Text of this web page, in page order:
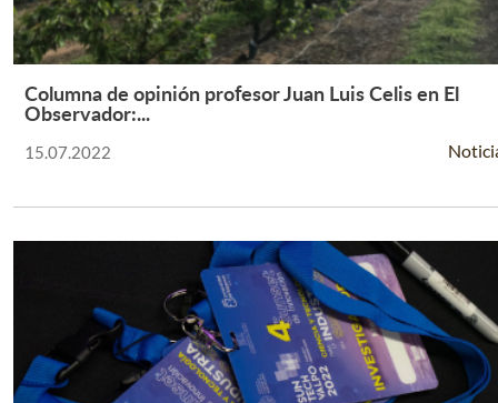
Leer Más +
Columna de opinión profesor Juan Luis Celis en El
Observador:...
15.07.2022